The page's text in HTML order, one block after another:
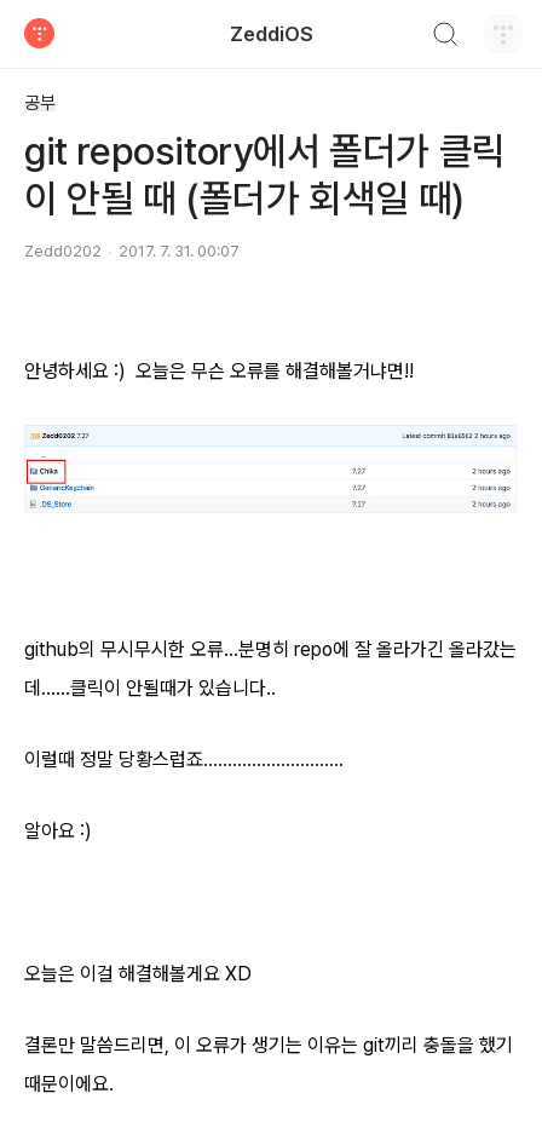
ZeddiOS
공부
git repository에서 폴더가 클릭
이 안될 때 (폴더가 회색일 때)
Zedd0202 2017. 7. 31. 00:07
안녕하세요 :) 오늘은 무슨 오류를 해결해볼거냐면!!
github의 무시무시한 오류...분명히 repo에 잘 올라가긴 올라갔는
데......클릭이 안될때가 있습니다..
이럴때 정말 당황스럽죠.............................
알아요 :)
오늘은 이걸 해결해볼게요 XD
결론만 말씀드리면, 이 오류가 생기는 이유는 git끼리 충돌을 했기
때문이에요.